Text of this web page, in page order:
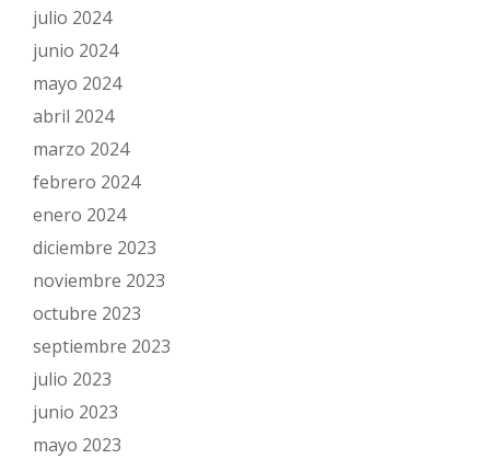
julio 2024
junio 2024
mayo 2024
abril 2024
marzo 2024
febrero 2024
enero 2024
diciembre 2023
noviembre 2023
octubre 2023
septiembre 2023
julio 2023
junio 2023
mayo 2023